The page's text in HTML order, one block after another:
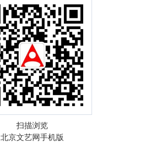
扫描浏览
北京文艺网手机版